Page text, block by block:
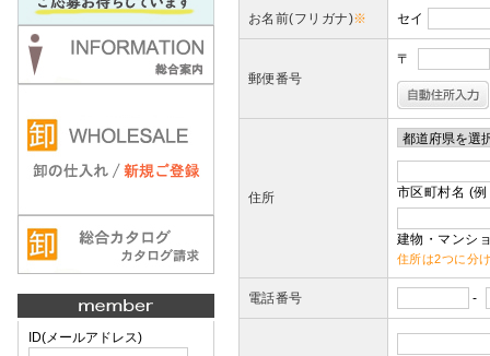
ID(メールアドレス)
お名前(フリガナ)※ セイ
郵便番号
〒
住所 市区町村名 (
建物・マンシ
住所は2つに分
電話番号 -